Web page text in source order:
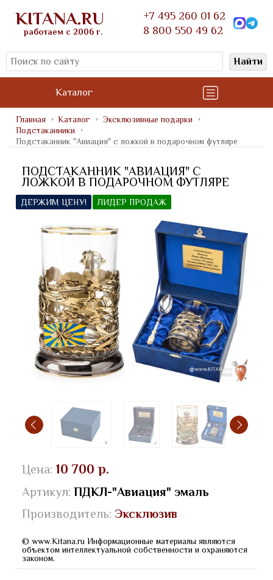
KITANA.RU
работаем с 2006 г.
+7 495 260 01 62
8 800 550 49 62
Найти
Каталог
Главная Каталог
Эксклюзивные подарки
Подстаканники
Подстаканник "Авиация" с ложкой в подарочном футляре
ПОДСТАКАННИК "АВИАЦИЯ" С
ЛОЖКОЙ В ПОДАРОЧНОМ ФУТЛЯРЕ
ДЕРЖИМ ЦЕНУ! ЛИДЕР ПРОДАЖ
Цена: 10 700 р.
Артикул: ПДКЛ-"Авиация" эмаль
Производитель: Эксклюзив
© www.Kitana.ru Информационные материалы являются
объектом интеллектуальной собственности и охраняются
законом.